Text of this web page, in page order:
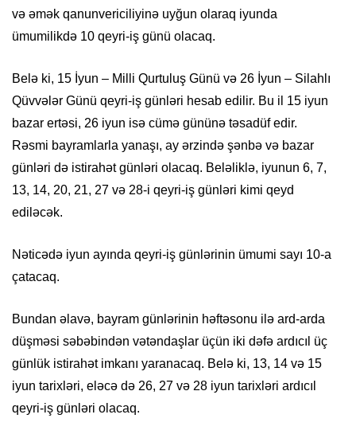
və əmək qanunvericiliyinə uyğun olaraq iyunda
ümumilikdə 10 qeyri-iş günü olacaq.
Belə ki, 15 İyun – Milli Qurtuluş Günü və 26 İyun – Silahlı
Qüvvələr Günü qeyri-iş günləri hesab edilir. Bu il 15 iyun
bazar ertəsi, 26 iyun isə cümə gününə təsadüf edir.
Rəsmi bayramlarla yanaşı, ay ərzində şənbə və bazar
günləri də istirahət günləri olacaq. Beləliklə, iyunun 6, 7,
13, 14, 20, 21, 27 və 28-i qeyri-iş günləri kimi qeyd
ediləcək.
Nəticədə iyun ayında qeyri-iş günlərinin ümumi sayı 10-a
çatacaq.
Bundan əlavə, bayram günlərinin həftəsonu ilə ard-arda
düşməsi səbəbindən vətəndaşlar üçün iki dəfə ardıcıl üç
günlük istirahət imkanı yaranacaq. Belə ki, 13, 14 və 15
iyun tarixləri, eləcə də 26, 27 və 28 iyun tarixləri ardıcıl
qeyri-iş günləri olacaq.